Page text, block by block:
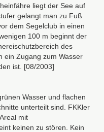
liegt der See auf
gelangt man zu Fuß
dem Segelclub in einen
100 m beginnt der
des
ein Zugang zum Wasser
ist. [08/2003]
Wasser und flachen
unterteilt sind. FKKler
mit
keinen zu stören. Kein